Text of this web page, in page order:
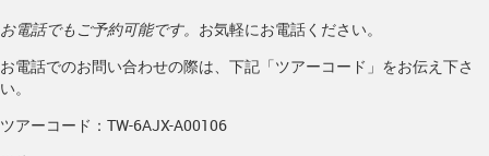
お電話でもご予約可能です。 お気軽にお電話ください。
お電話でのお問い合わせの際は、下記「ツアーコード」をお伝え下さ
い。
ツアーコード：TW-6AJX-A00106